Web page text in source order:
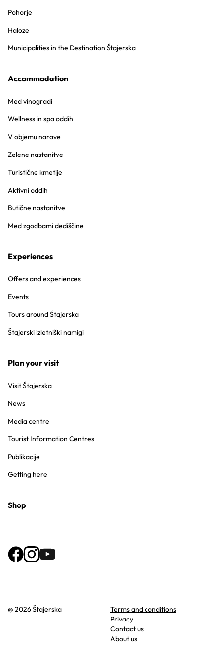
Pohorje
Haloze
Municipalities in the Destination Štajerska
Accommodation
Med vinogradi
Wellness in spa oddih
V objemu narave
Zelene nastanitve
Turistične kmetije
Aktivni oddih
Butične nastanitve
Med zgodbami dediščine
Experiences
Offers and experiences
Events
Tours around Štajerska
Štajerski izletniški namigi
Plan your visit
Visit Štajerska
News
Media centre
Tourist Information Centres
Publikacije
Getting here
Shop
@ 2026 Štajerska
Terms and conditions
Privacy
Contact us
About us